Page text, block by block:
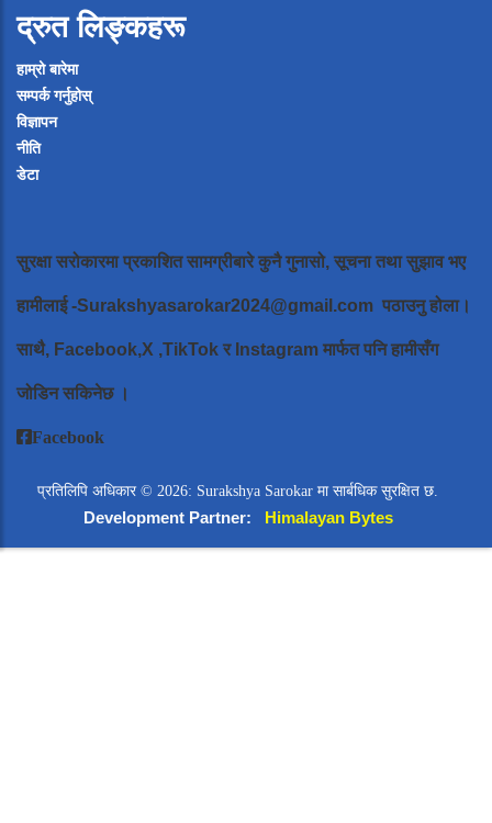
द्रुत लिङ्कहरू
हाम्रो बारेमा
सम्पर्क गर्नुहोस्
विज्ञापन
नीति
डेटा
सुरक्षा सरोकारमा प्रकाशित सामग्रीबारे कुनै गुनासो, सूचना तथा सुझाव भए
हामीलाई-Surakshyasarokar2024@gmail.com पठाउनु होला।
साथै, Facebook,X ,TikTok र Instagram मार्फत पनि हामीसँग
जोडिन सकिनेछ ।
Facebook
प्रतिलिपि अधिकार © 2026: Surakshya Sarokar मा सार्बधिक सुरक्षित छ.
Development Partner: Himalayan Bytes